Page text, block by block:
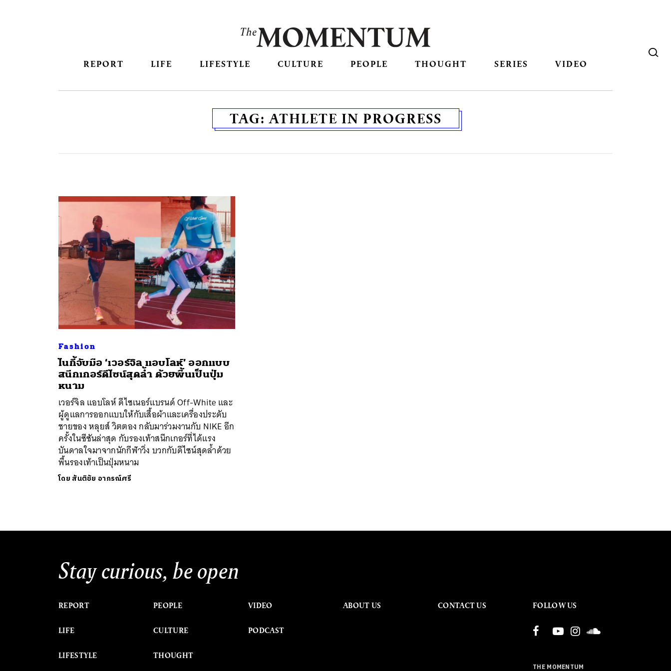
REPORT LIFE LIFESTYLE CULTURE PEOPLE THOUGHT SERIES VIDEO
TAG:ATHLETE IN PROGRESS
Fashion
ไนกี้จับมือ ‘เวอร์จิล แอบโลห์’ ออกแบบ
สนีกเกอร์ดีไซน์สุดล้ำ ด้วยพื้นเป็นปุ่ม
หนาม
เวอร์จิล แอบโลห์ ดีไซเนอร์แบรนด์ Off-White และ
ผู้ดูแลการออกแบบให้กับเสื้อผ้าและเครื่องประดับ
ชายของ หลุยส์ วิตตอง กลับมาร่วมงานกับ NIKE อีก
ครั้งในซีซันล่าสุด กับรองเท้าสนีกเกอร์ที่ได้แรง
บันดาลใจมาจากนักกีฬาวิ่ง บวกกับดีไซน์สุดล้ำด้วย
พื้นรองเท้าเป็นปุ่มหนาม
โดย สันติชัย อาภรณ์ศรี
Stay curious, be open
REPORT
LIFE
LIFESTYLE
PEOPLE
CULTURE
THOUGHT
VIDEO
PODCAST
ABOUT US CONTACT US FOLLOW US
THE MOMENTUM